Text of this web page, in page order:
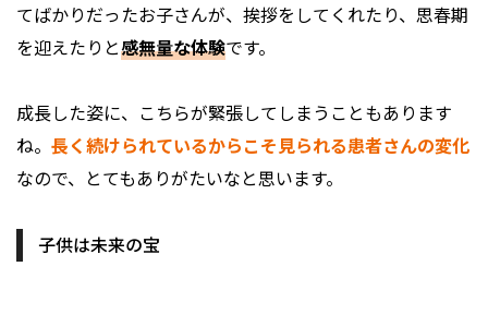
てばかりだったお子さんが、挨拶をしてくれたり、思春期
を迎えたりと感無量な体験です。
成長した姿に、こちらが緊張してしまうこともあります
ね。 長く続けられているからこそ見られる患者さんの変化
なので、とてもありがたいなと思います。
子供は未来の宝